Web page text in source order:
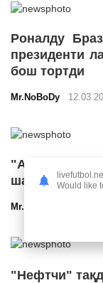
Роналду
президенти
бош тортди
Mr.NoBoDy
"Арсенал"
шартнома
Mr.NoBoDy
"Нефтчи"
Would like